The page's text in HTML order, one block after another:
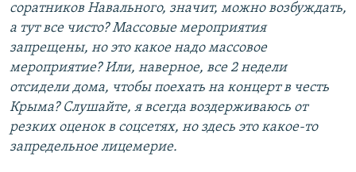
соратников Навального, значит, можно возбуждать,
а тут все чисто? Массовые мероприятия
запрещены, но это какое надо массовое
мероприятие? Или, наверное, все 2 недели
отсидели дома, чтобы поехать на концерт в честь
Крыма? Слушайте, я всегда воздерживаюсь от
резких оценок в соцсетях, но здесь это какое-то
запредельное лицемерие.